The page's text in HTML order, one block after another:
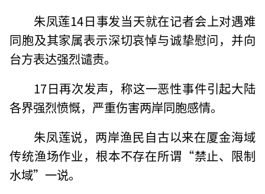
朱凤莲14日事发当天就在记者会上对遇难
同胞及其家属表示深切哀悼与诚挚慰问，并向
台方表达强烈谴责。
17日再次发声，称这一恶性事件引起大陆
各界强烈愤慨，严重伤害两岸同胞感情。
朱凤莲说，两岸渔民自古以来在厦金海域
传统渔场作业，根本不存在所谓“禁止、限制
水域”一说。